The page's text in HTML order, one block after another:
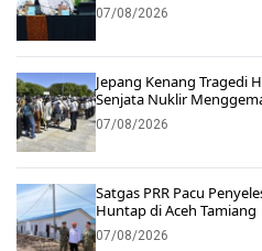
07/08/2026
Jepang Kenang Tragedi
Senjata Nuklir
07/08/2026
Satgas PRR Pacu
Huntap di Aceh Tamiang
07/08/2026